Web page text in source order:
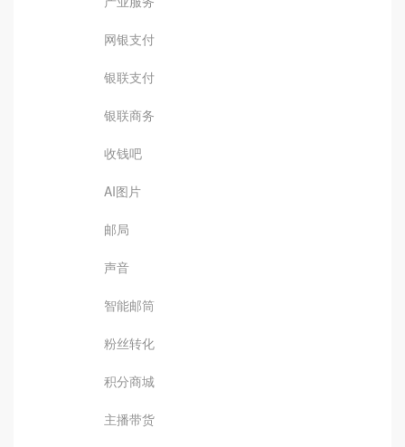
网银支付
银联支付
银联商务
收钱吧
AI图片
邮局
声音
智能邮筒
粉丝转化
积分商城
主播带货